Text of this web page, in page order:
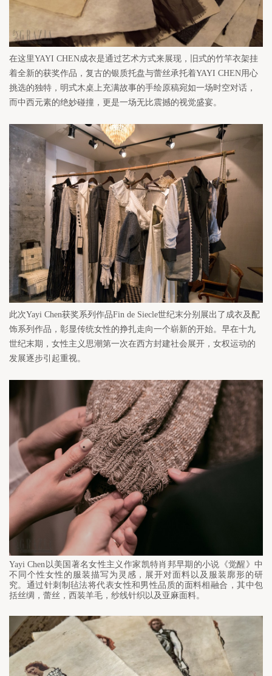
在这里YAYI CHEN成衣是通过艺术方式来展现，旧式的竹竿衣架挂
着全新的获奖作品，复古的银质托盘与蕾丝承托着YAYI CHEN用心
挑选的独特，明式木桌上充满故事的手绘原稿宛如一场时空对话，
而中西元素的绝妙碰撞，更是一场无比震撼的视觉盛宴。
此次Yayi Chen获奖系列作品Fin de Siecle世纪末分别展出了成衣及配
饰系列作品，彰显传统女性的挣扎走向一个崭新的开始。早在十九
世纪末期，女性主义思潮第一次在西方封建社会展开，女权运动的
发展逐步引起重视。
Yayi Chen 以美国著名女性主义作家凯特肖邦早期的小说《觉醒》中
不同个性女性的服装描写为灵感，展开对面料以及服装廓形的研
究。通过针刺制毡法将代表女性和男性品质的面料相融合，其中包
括丝绸，蕾丝，西装羊毛，纱线针织以及亚麻面料。